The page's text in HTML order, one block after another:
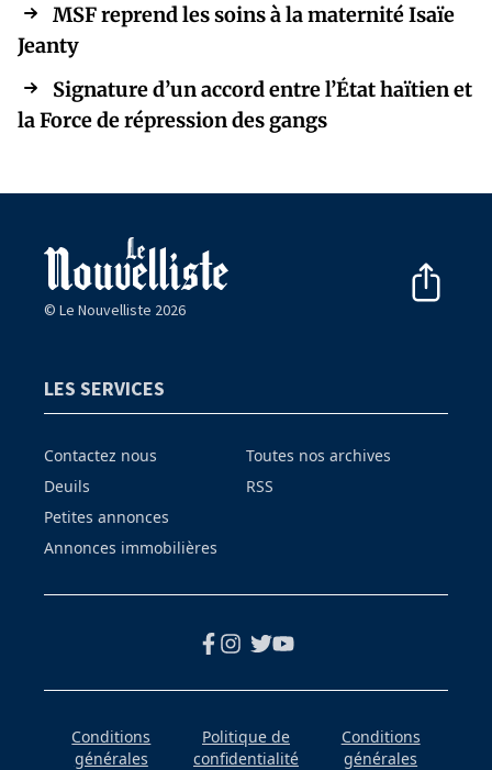
MSF reprend les soins à la maternité Isaïe
Jeanty
Signature d’un accord entre l’État haïtien et
la Force de répression des gangs
© Le Nouvelliste 2026
LES SERVICES
Contactez nous
Deuils
Petites annonces
Annonces immobilières
Toutes nos archives
RSS
Conditions
générales
Politique de
confidentialité
Conditions
générales